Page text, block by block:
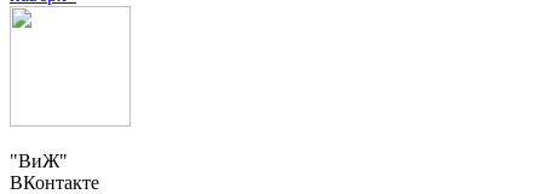
"ВиЖ"
ВКонтакте